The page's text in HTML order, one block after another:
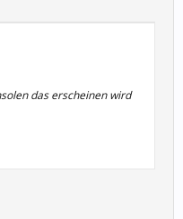
das erscheinen wird